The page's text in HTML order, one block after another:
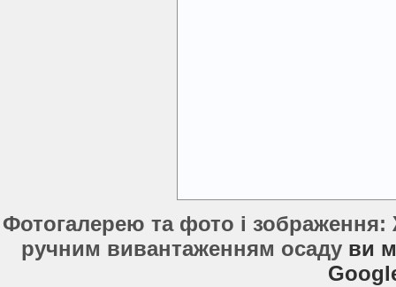
Фотогалерею та фото і
ручним вивантаженням осадуви